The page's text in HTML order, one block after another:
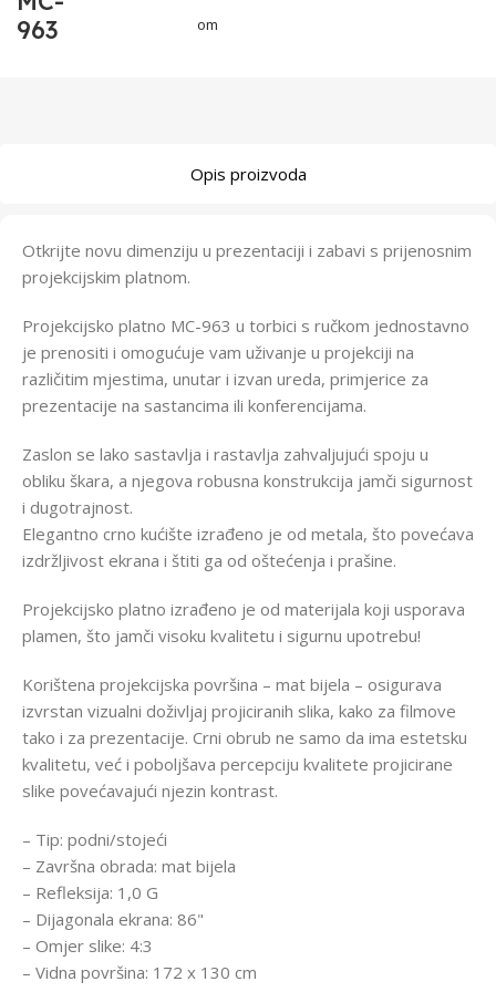
963
om
Opis proizvoda
Otkrijte novu dimenziju u prezentaciji i zabavi s prijenosnim
projekcijskim platnom.
Projekcijsko platno MC-963 u torbici s ručkom jednostavno
je prenositi i omogućuje vam uživanje u projekciji na
različitim mjestima, unutar i izvan ureda, primjerice za
prezentacije na sastancima ili konferencijama.
Zaslon se lako sastavlja i rastavlja zahvaljujući spoju u
obliku škara, a njegova robusna konstrukcija jamči sigurnost
i dugotrajnost.
Elegantno crno kućište izrađeno je od metala, što povećava
izdržljivost ekrana i štiti ga od oštećenja i prašine.
Projekcijsko platno izrađeno je od materijala koji usporava
plamen, što jamči visoku kvalitetu i sigurnu upotrebu!
Korištena projekcijska površina – mat bijela – osigurava
izvrstan vizualni doživljaj projiciranih slika, kako za filmove
tako i za prezentacije. Crni obrub ne samo da ima estetsku
kvalitetu, već i poboljšava percepciju kvalitete projicirane
slike povećavajući njezin kontrast.
– Tip: podni/stojeći
– Završna obrada: mat bijela
– Refleksija: 1,0 G
– Dijagonala ekrana: 86"
– Omjer slike: 4:3
– Vidna površina: 172 x 130 cm